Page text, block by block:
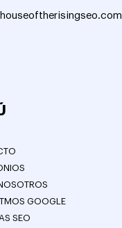
GOOGLE
SEO